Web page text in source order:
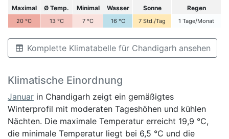
Maximal Ø Temp. Minimal Wasser Sonne Regen
20 °C 13 °C 7 °C 16 °C 7 Std./Tag 1 Tage/Monat
Komplette Klimatabelle für Chandigarh ansehen
Klimatische Einordnung
Januar in Chandigarh zeigt ein gemäßigtes
Winterprofil mit moderaten Tageshöhen und kühlen
Nächten. Die maximale Temperatur erreicht 19,9 °C,
die minimale Temperatur liegt bei 6,5 °C und die